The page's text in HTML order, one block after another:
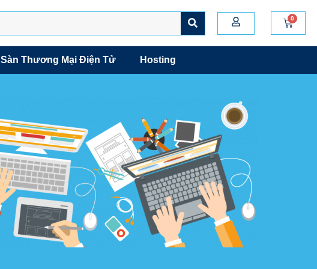
Sàn Thương Mại Điện Tử Hosting